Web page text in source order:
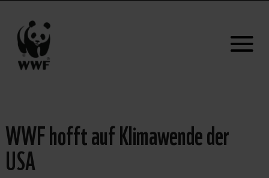
WWF hofft auf Klimawende der
USA